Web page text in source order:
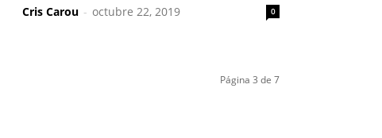
Cris Carou - octubre 22, 2019 0
Página 3 de 7